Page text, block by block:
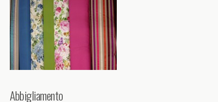
Abbigliamento